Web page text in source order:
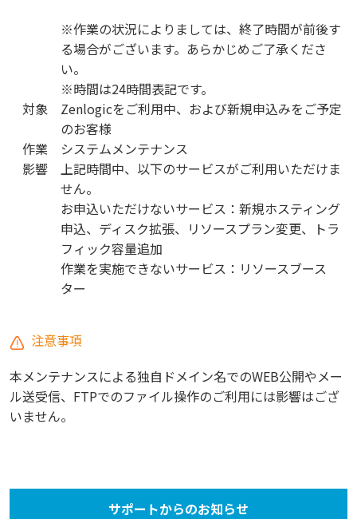
※作業の状況によりましては、終了時間が前後す
る場合がございます。あらかじめご了承くださ
い。
※時間は24時間表記です。
対象
Zenlogicをご利用中、および新規申込みをご予定
のお客様
作業
システムメンテナンス
影響
上記時間中、以下のサービスがご利用いただけま
せん。
お申込いただけないサービス：新規ホスティング
申込、ディスク拡張、リソースプラン変更、トラ
フィック容量追加
作業を実施できないサービス：リソースブース
ター
注意事項
本メンテナンスによる独自ドメイン名でのWEB公開やメー
ル送受信、FTPでのファイル操作のご利用には影響はござ
いません。
サポートからのお知らせ